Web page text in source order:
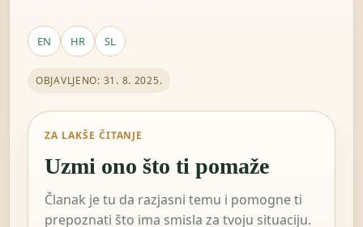
EN HR SL
OBJAVLJENO: 31. 8. 2025.
ZA LAKŠE ČITANJE
Uzmi ono što ti pomaže
Članak je tu da razjasni temu i pomogne ti
prepoznati što ima smisla za tvoju situaciju.